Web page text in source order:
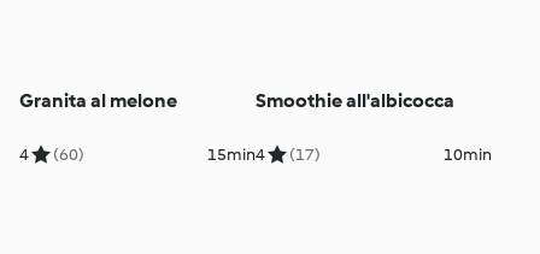
Granita al melone
4 (60) 15min
Smoothie all'albicocca
4 (17) 10min